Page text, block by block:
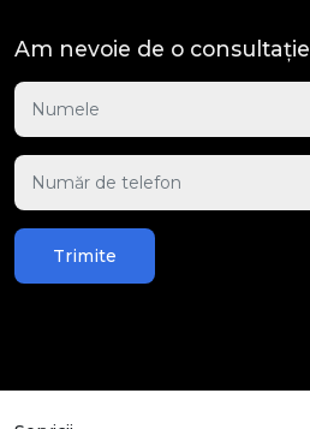
Am nevoie de o consultație
Trimite